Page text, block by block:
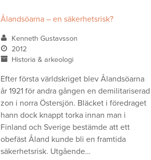
Ålandsöarna – en säkerhetsrisk?
Kenneth Gustavsson
2012
Historia & arkeologi
Efter första världskriget blev Ålandsöarna
år 1921 för andra gången en demilitariserad
zon i norra Östersjön. Bläcket i föredraget
hann dock knappt torka innan man i
Finland och Sverige bestämde att ett
obefäst Åland kunde bli en framtida
säkerhetsrisk. Utgående…